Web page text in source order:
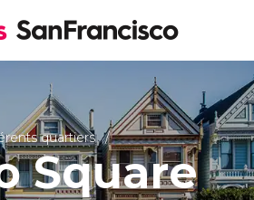
quartiers
Square